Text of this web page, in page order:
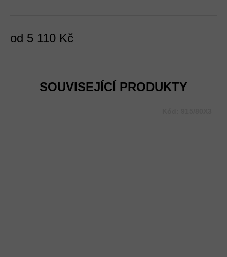
od 5 110 Kč
SOUVISEJÍCÍ PRODUKTY